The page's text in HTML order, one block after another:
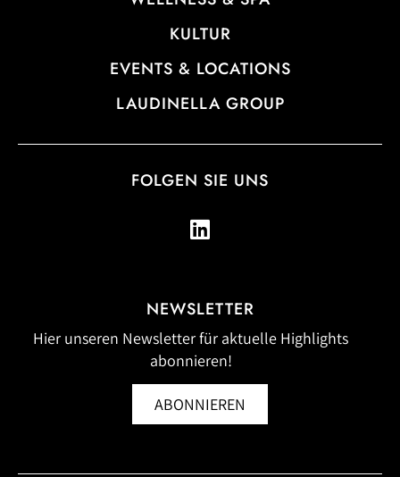
KULTUR
EVENTS & LOCATIONS
LAUDINELLA GROUP
FOLGEN SIE UNS
NEWSLETTER
Hier unseren Newsletter für aktuelle Highlights
abonnieren!
ABONNIEREN